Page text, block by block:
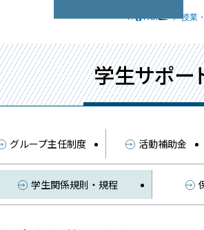
HOME 授業
学生サポー
グループ主任制度 活動補助金
学生関係規則・規程